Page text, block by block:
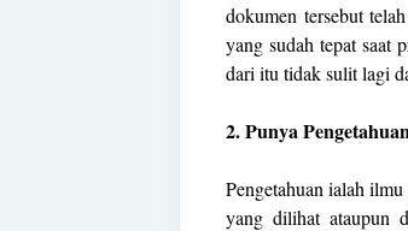
dokumen tersebut
yang sudah tepat saat
dari itu tidak sulit lagi
2. Punya
Pengetahuan ialah
yang dilihat ataupun